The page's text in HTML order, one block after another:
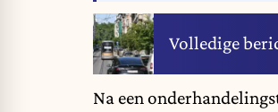
Volledige
Na een